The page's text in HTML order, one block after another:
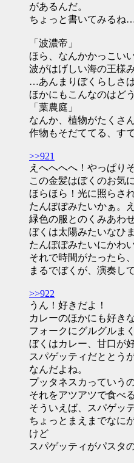
があるんだ。
ちょっと書いてみるね…
「波濃帝」
ほら、なんかかっこい
波がはげしい海の王様
…あんまりぼくらしさ
ほかにもこんなのはど
「葉農庭」
なんか、植物がたくさ
作物もそだててる、す
>>921
えへへへへ！やっぱり
この金髪はぼくのお気
ほらほら！光に照らさ
たんぽぽみたいかぁ。
緑色の服とのくみあわ
ぼくは太陽みたいなひ
たんぽぽみたいにかわ
それで時間がたったら
まるでぼくが、演奏し
>>922
うん！好きだよ！
カレーのほかにも好き
フォークにグルグルま
ぼくはカレー、甘口が
スパゲッティだととう
なんだよね。
プッタネスカっていう
それをアツアツで食べ
そういえば、スパゲッ
ちょっとまえまでなに
けど
スパゲッティがパスタ